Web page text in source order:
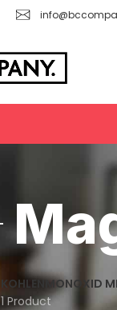
KOHLENMONOXID
1 Product